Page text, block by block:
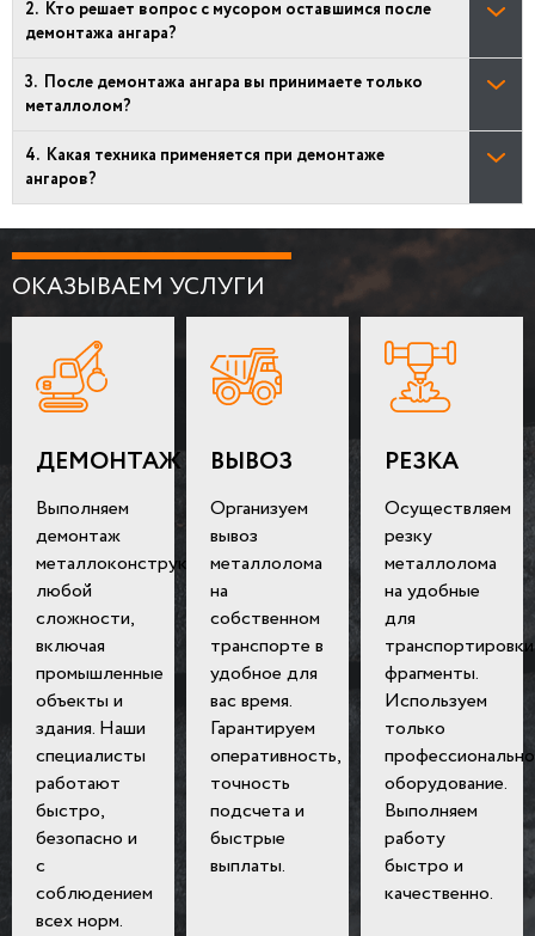
Кто решает вопрос с мусором оставшимся после
демонтажа ангара?
После демонтажа ангара вы принимаете только
металлолом?
Какая техника применяется при демонтаже
ангаров?
ОКАЗЫВАЕМ УСЛУГИ
ДЕМОНТАЖ
Выполняем
демонтаж
металлоконструкций
любой
сложности,
включая
промышленные
объекты и
здания. Наши
специалисты
работают
быстро,
безопасно и
с
соблюдением
всех норм.
ВЫВОЗ
Организуем
вывоз
металлолома
на
собственном
транспорте в
удобное для
вас время.
Гарантируем
оперативность,
точность
подсчета и
быстрые
выплаты.
РЕЗКА
Осуществляем
резку
металлолома
на удобные
для
транспортировки
фрагменты.
Используем
только
оборудование.
Выполняем
работу
быстро и
качественно.